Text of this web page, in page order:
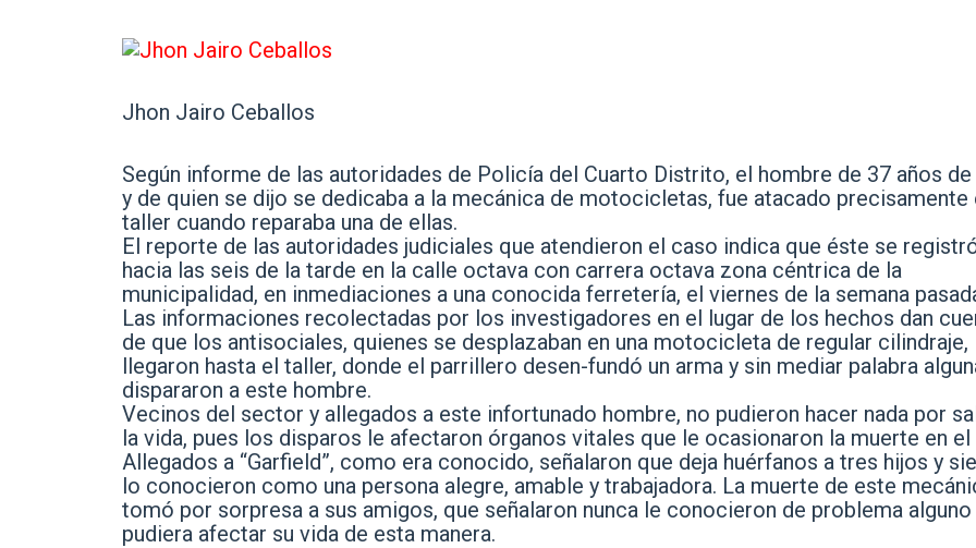
Jhon Jairo Ceballos
Según informe de las autoridades de Policía del Cuarto Distrito, el hombre de 37 años de
y de quien se dijo se dedicaba a la mecánica de motocicletas, fue atacado precisamente
taller cuando reparaba una de ellas.
El reporte de las autoridades judiciales que atendieron el caso indica que éste se
hacia las seis de la tarde en la calle octava con carrera octava zona céntrica de la
municipalidad, en inmediaciones a una conocida ferretería, el viernes de la semana
Las informaciones recolectadas por los investigadores en el lugar de los hechos dan
de que los antisociales, quienes se desplazaban en una motocicleta de regular cilindraje,
llegaron hasta el taller, donde el parrillero desen-fundó un arma y sin mediar palabra
dispararon a este hombre.
Vecinos del sector y allegados a este infortunado hombre, no pudieron hacer nada por
la vida, pues los disparos le afectaron órganos vitales que le ocasionaron la muerte en el
Allegados a “Garfield”, como era conocido, señalaron que deja huérfanos a tres hijos y
lo conocieron como una persona alegre, amable y trabajadora. La muerte de este
tomó por sorpresa a sus amigos, que señalaron nunca le conocieron de problema alguno
pudiera afectar su vida de esta manera.